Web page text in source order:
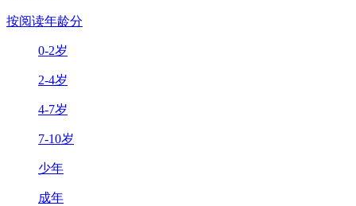
按阅读年龄分
0-2岁
2-4岁
4-7岁
7-10岁
少年
成年